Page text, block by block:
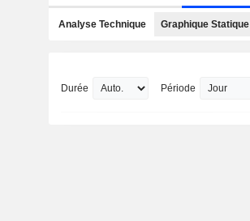
Analyse Technique Graphique Statique
Durée Période